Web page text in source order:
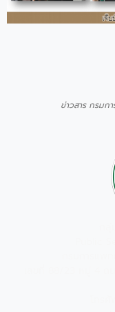
ข่าวสาร กรมก